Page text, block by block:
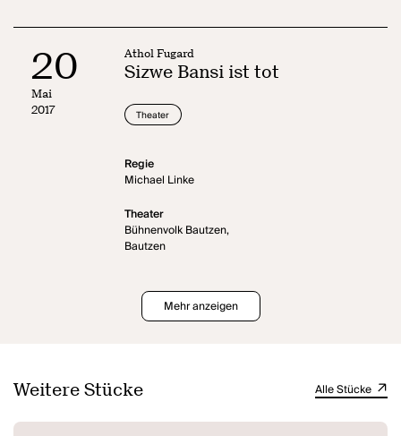
20
Mai
2017
Athol Fugard
Sizwe Bansi ist tot
Theater
Regie
Michael Linke
Theater
Bühnenvolk Bautzen,
Bautzen
Mehr anzeigen
Weitere Stücke Alle Stücke